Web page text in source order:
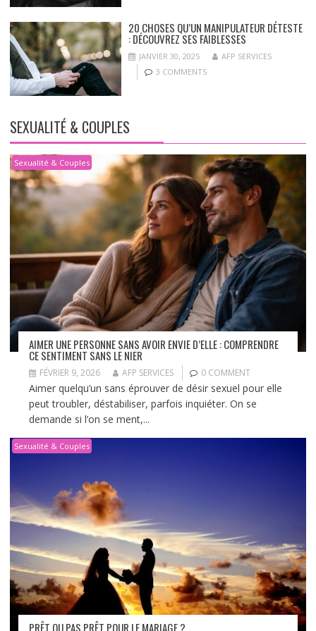
20 CHOSES QU’UN MANIPULATEUR DÉTESTE
: DÉCOUVREZ SES FAIBLESSES
JANVIER 30, 2025
AFP SERVICES
3 COMMENTS
SEXUALITÉ & COUPLES
Sexualité & Couples
AIMER UNE PERSONNE SANS AVOIR ENVIE D’ELLE : COMPRENDRE
CE SENTIMENT SANS LE NIER
FÉVRIER 9, 2026 AFP SERVICES 0 COMMENT
Aimer quelqu’un sans éprouver de désir sexuel pour elle
peut troubler, déstabiliser, parfois inquiéter. On se
demande si l’on se ment,...
Sexualité & Couples
PRÊT OU PAS PRÊT POUR LE MARIAGE ?